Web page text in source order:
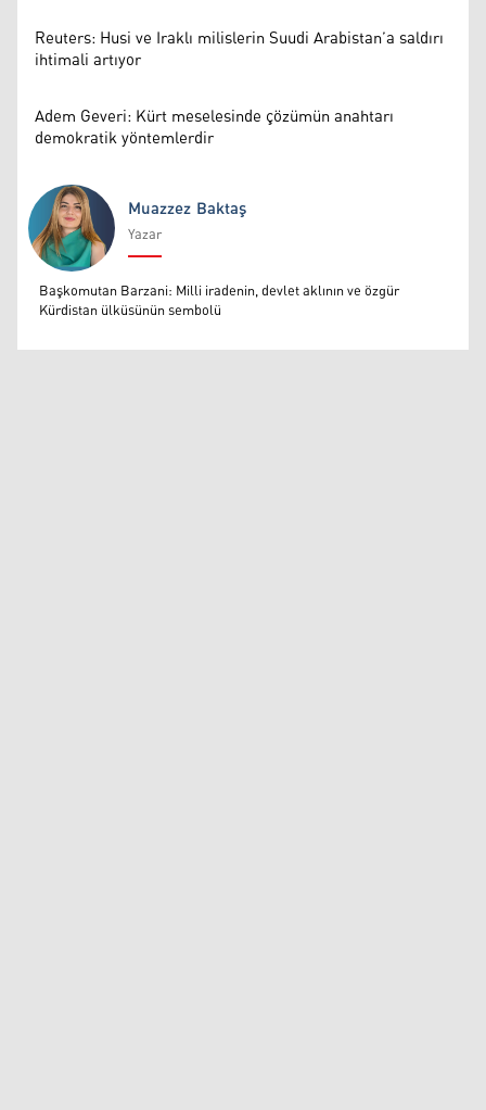
Reuters: Husi ve Iraklı milislerin Suudi Arabistan’a saldırı
ihtimali artıyor
Adem Geveri: Kürt meselesinde çözümün anahtarı
demokratik yöntemlerdir
Muazzez Baktaş
Muazzez Baktaş
Yazar
Başkomutan Barzani: Milli iradenin, devlet aklının ve özgür
Kürdistan ülküsünün sembolü